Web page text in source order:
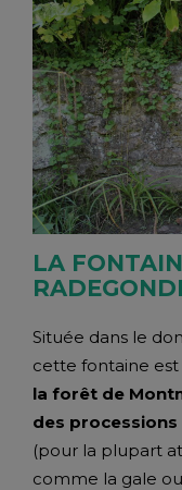
LA
Située dans le
cette fontaine est
la forêt de
des
(pour la plupart
comme la gale